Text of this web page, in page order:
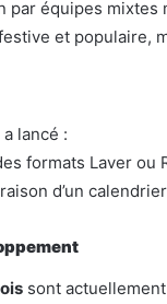
équipes
et populaire,
lancé :
formats Laver ou
d’un
sont